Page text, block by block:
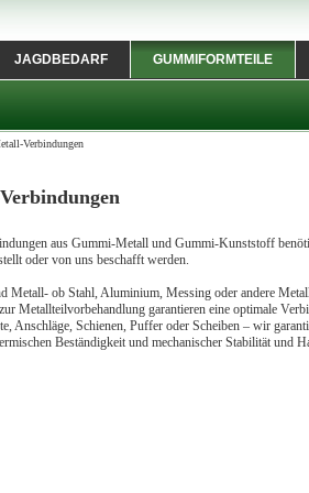
JAGDBEDARF GUMMIFORMTEILE
Verbindungen
aus Gummi-Metall und Gummi-Kunststoff
oder von uns beschafft werden.
Metall- ob Stahl, Aluminium, Messing oder andere
Metallteilvorbehandlung garantieren eine optimale
Anschläge, Schienen, Puffer oder Scheiben – wir
Beständigkeit und mechanischer Stabilität und